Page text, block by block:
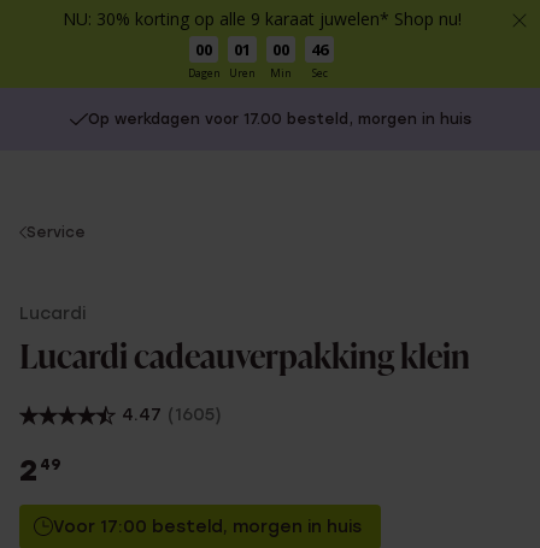
NU: 30% korting op alle 9 karaat juwelen* Shop nu!
00
Dagen
01
Uren
00
Min
46
Sec
Op werkdagen voor 17.00 besteld, morgen in huis
You
Service
Lucardi
Lucardi cadeauverpakking klein
4.47 (1605)
2 49
Voor 17:00 besteld, morgen in huis